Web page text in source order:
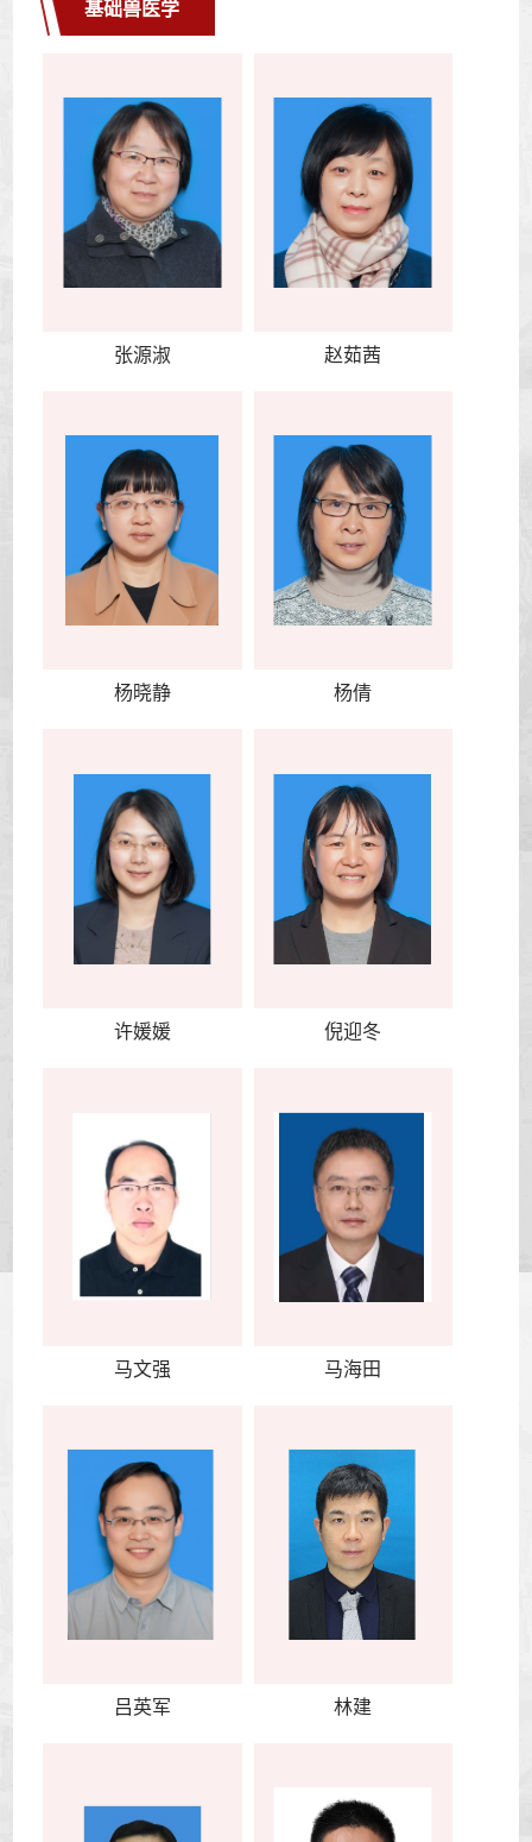
基础兽医学
张源淑 赵茹茜
杨晓静 杨倩
许媛媛 倪迎冬
马文强 马海田
吕英军 林建